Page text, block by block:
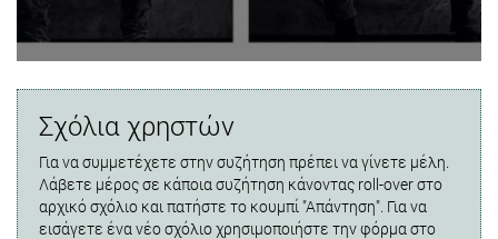
Σχόλια χρηστών
Για να συμμετέχετε στην συζήτηση πρέπει να γίνετε μέλη.
Λάβετε μέρος σε κάποια συζήτηση κάνοντας roll-over στο
αρχικό σχόλιο και πατήστε το κουμπί "Απάντηση". Για να
εισάγετε ένα νέο σχόλιο χρησιμοποιήστε την φόρμα στο